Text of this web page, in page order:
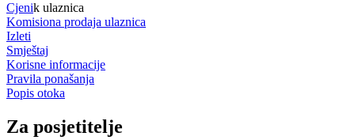
Cjenik ulaznica
Komisiona prodaja ulaznica
Izleti
Smještaj
Korisne informacije
Pravila ponašanja
Popis otoka
Za posjetitelje